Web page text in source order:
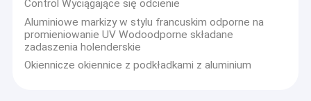
Control Wyciągające się odcienie
Aluminiowe markizy w stylu francuskim odporne na
promieniowanie UV Wodoodporne składane
zadaszenia holenderskie
Okiennicze okiennice z podkładkami z aluminium